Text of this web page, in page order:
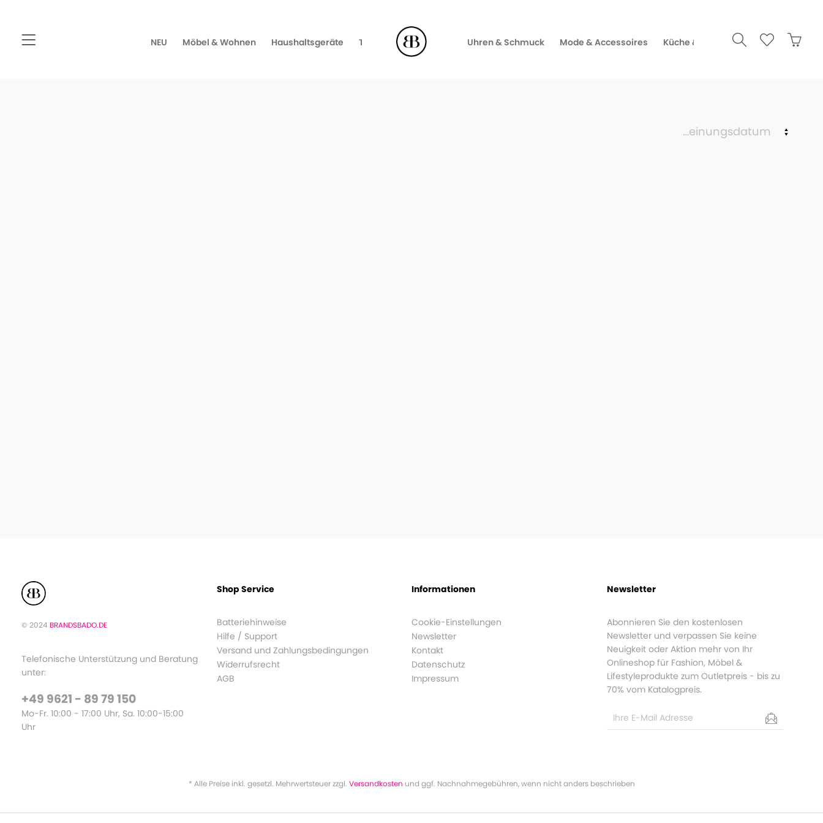
NEU Möbel & Wohnen Haushaltsgeräte TV, Video & Audio Uhren & Schmuck Mode & Accessoires Küche & Gourmet
© 2024 BRANDSBADO.DE
Telefonische Unterstützung und Beratung
unter:
+49 9621 - 89 79 150
Mo-Fr. 10:00 - 17:00 Uhr, Sa. 10:00-15:00
Uhr
Shop Service
Batteriehinweise
Hilfe / Support
Versand und Zahlungsbedingungen
Widerrufsrecht
AGB
Informationen
Cookie-Einstellungen
Newsletter
Kontakt
Datenschutz
Impressum
Newsletter
Abonnieren Sie den kostenlosen
Newsletter und verpassen Sie keine
Neuigkeit oder Aktion mehr von Ihr
Onlineshop für Fashion, Möbel &
Lifestyleprodukte zum Outletpreis - bis zu
70% vom Katalogpreis.
* Alle Preise inkl. gesetzl. Mehrwertsteuer zzgl. Versandkosten und ggf. Nachnahmegebühren, wenn nicht anders beschrieben